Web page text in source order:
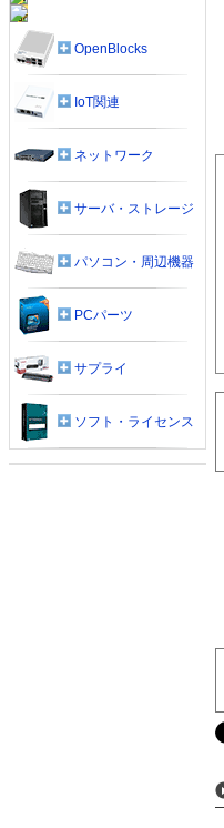
OpenBlocks
IoT関連
ネットワーク
サーバ・ストレージ
パソコン・周辺機器
PCパーツ
サプライ
ソフト・ライセンス